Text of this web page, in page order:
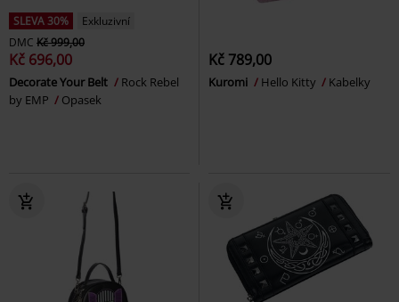
SLEVA 30%
Exkluzivní
DMC Kč 999,00
Kč 696,00
Decorate Your Belt
Rock Rebel
by EMP
Opasek
Kč 789,00
Kuromi Hello Kitty Kabelky